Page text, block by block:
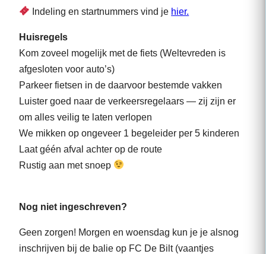
Indeling en startnummers vind je hier.
Huisregels
Kom zoveel mogelijk met de fiets (Weltevreden is
afgesloten voor auto’s)
Parkeer fietsen in de daarvoor bestemde vakken
Luister goed naar de verkeersregelaars — zij zijn er
om alles veilig te laten verlopen
We mikken op ongeveer 1 begeleider per 5 kinderen
Laat géén afval achter op de route
Rustig aan met snoep
Nog niet ingeschreven?
Geen zorgen! Morgen en woensdag kun je je alsnog
inschrijven bij de balie op FC De Bilt (vaantjes